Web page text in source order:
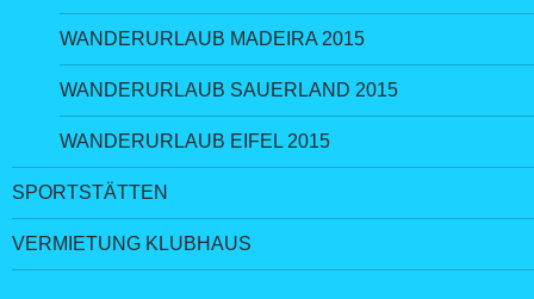
WANDERURLAUB MADEIRA 2015
WANDERURLAUB SAUERLAND 2015
WANDERURLAUB EIFEL 2015
SPORTSTÄTTEN
VERMIETUNG KLUBHAUS